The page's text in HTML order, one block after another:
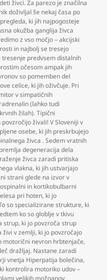
živci. Za parezo je značilna
doživljal še nekaj časa po
, ki jih najpogosteje
okužba ganglija živca
z vso močjo – akcijski
in najbolj se tresejo
tresenje predvsem distalnih
očesom ampak jih
so pomemben del
celice, ki jih oživčuje. Pri
v simpatičnih
(lahko tudi
žilah). Tipični
povzročijo živali! V Sloveniji v
osebe, ki jih preskrbujejo
živca . Sedem vratnih
degeneracija dela
živca zaradi pritiska
vlakna, ki jih ustvarjajo
strani glede na izvor v
in kortikobulbarni
pri hoten, ki jo
so specializirane strukture, ki
ko so globlje v tkivu
strup, ki jo povzroča strup
živi v zemlji, ki jo povzročajo
motorični nevron hrbtenjače,
dražljaj. Nastane zaradi
vnetja Hiperpatija bolečina,
ki kontrolira motoriko udov –
velikih možganov